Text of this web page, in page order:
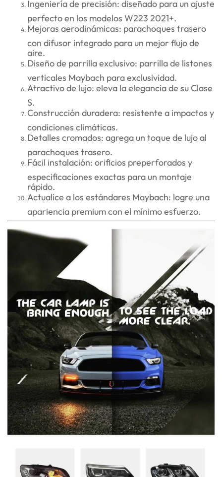
Ingeniería de precisión: diseñado para un ajuste
perfecto en los modelos W223 2021+.
Mejoras aerodinámicas: parachoques trasero
con difusor integrado para un mejor flujo de
aire.
Diseño de parrilla exclusivo: parrilla de listones
verticales Maybach para exclusividad.
Atractivo de lujo: eleva la elegancia de su Clase
S.
Construcción duradera: resistente a impactos y
condiciones climáticas.
Detalles cromados: agrega un toque de lujo al
parachoques trasero.
Fácil instalación: orificios preperforados y
especificaciones exactas para un montaje
rápido.
Actualice a los estándares Maybach: logre una
apariencia premium con el mínimo esfuerzo.